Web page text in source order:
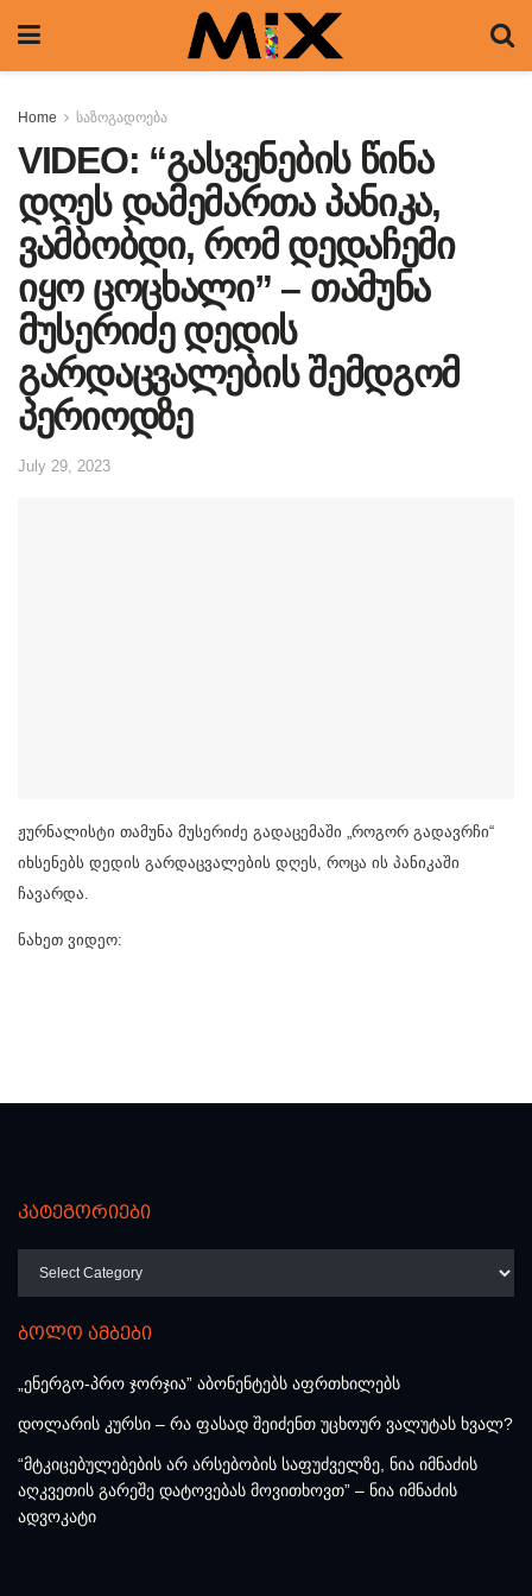
Home საზოგადოება
VIDEO: “გასვენების წინა
დღეს დამემართა პანიკა,
ვამბობდი, რომ დედაჩემი
იყო ცოცხალი” – თამუნა
მუსერიძე დედის
გარდაცვალების შემდგომ
პერიოდზე
July 29, 2023
ჟურნალისტი თამუნა მუსერიძე გადაცემაში „როგორ გადავრჩი“
იხსენებს დედის გარდაცვალების დღეს, როცა ის პანიკაში
ჩავარდა.
ნახეთ ვიდეო:
კატეგორიები
ბოლო ამბები
„ენერგო-პრო ჯორჯია” აბონენტებს აფრთხილებს
დოლარის კურსი – რა ფასად შეიძენთ უცხოურ ვალუტას ხვალ?
“მტკიცებულებების არ არსებობის საფუძველზე, ნია იმნაძის
აღკვეთის გარეშე დატოვებას მოვითხოვთ” – ნია იმნაძის
ადვოკატი